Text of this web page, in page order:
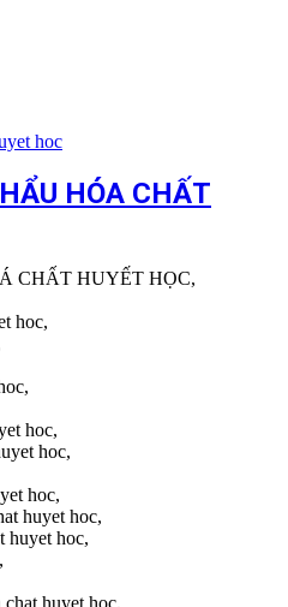
HÓA CHẤT
CHẤT HUYẾT HỌC,
hoc,
hoc,
hoc,
hoc,
huyet hoc,
huyet hoc,
huyet hoc,